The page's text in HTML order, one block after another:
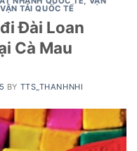
VẬN TẢI QUỐC TẾ
Đài Loan
Cà Mau
BY TTS_THANHNHI